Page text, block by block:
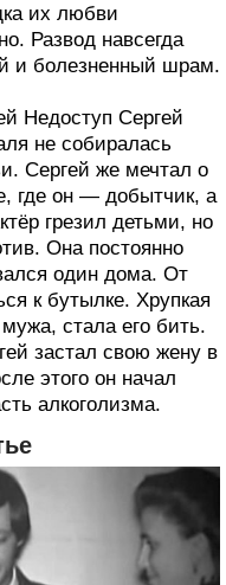
их любви
Развод навсегда
и болезненный шрам.
Недоступ Сергей
не собиралась
Сергей же мечтал о
где он — добытчик, а
грезил детьми, но
Она постоянно
один дома. От
к бутылке. Хрупкая
стала его бить.
застал свою жену в
этого он начал
алкоголизма.